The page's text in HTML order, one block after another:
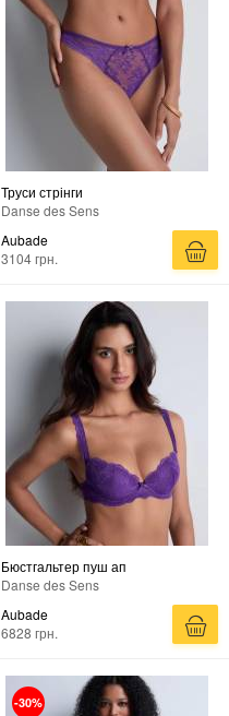
Труси стрінги
Danse des Sens
Aubade
3104 грн.
Бюстгальтер пуш ап
Danse des Sens
Aubade
6828 грн.
-30%